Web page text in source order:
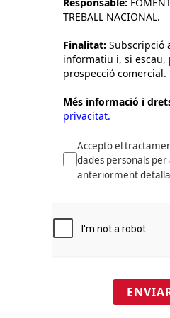
TREBALL NACIONAL.
Finalitat: Subscripció
informatiu i, si escau,
prospecció comercial.
Més informació i
privacitat.
Accepto el
dades personals
anteriorment